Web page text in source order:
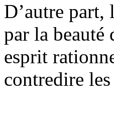
D’autre part,
par la beauté
esprit
contredire